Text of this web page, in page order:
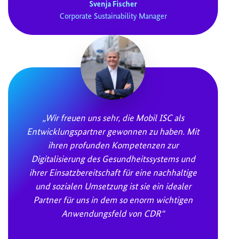
Svenja Fischer
Corporate Sustainability Manager
„Wir freuen uns sehr, die Mobil ISC als
Entwicklungspartner gewonnen zu haben. Mit
ihren profunden Kompetenzen zur
Digitalisierung des Gesundheitssystems und
ihrer Einsatzbereitschaft für eine nachhaltige
und sozialen Umsetzung ist sie ein idealer
Partner für uns in dem so enorm wichtigen
Anwendungsfeld von CDR“